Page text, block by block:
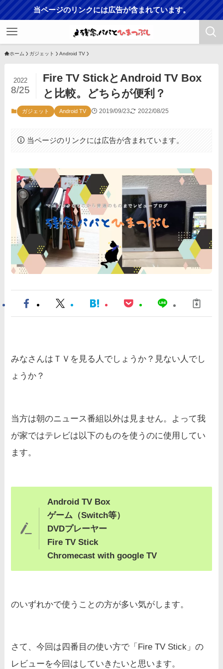
当ページのリンクには広告が含まれています。
ホーム ガジェット Android TV
Fire TV StickとAndroid TV Box
と比較。どちらが便利？
2022
8/25
ガジェット Android TV 2019/09/23 2022/08/25
当ページのリンクには広告が含まれています。
みなさんはＴＶを見る人でしょうか？見ない人でし
ょうか？
当方は朝のニュース番組以外は見ません。よって我
が家ではテレビは以下のものを使うのに使用してい
ます。
Android TV Box
ゲーム（Switch等）
DVDプレーヤー
Fire TV Stick
Chromecast with google TV
のいずれかで使うことの方が多い気がします。
さて、今回は四番目の使い方で「Fire TV Stick」の
レビューを今回はしていきたいと思います。